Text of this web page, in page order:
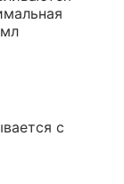
с